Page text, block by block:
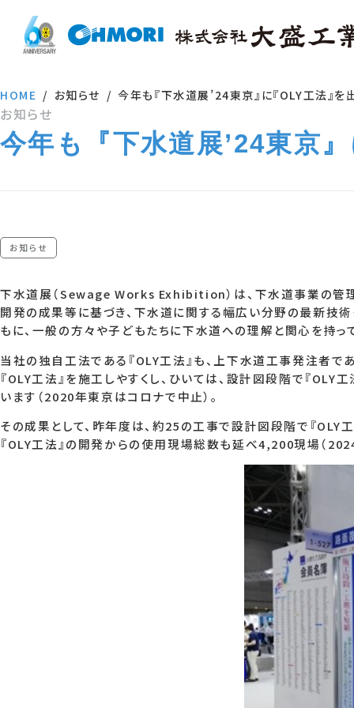
HOME お知らせ 今年も『下水道展’24東京』に『OLY工法』を
お知らせ
今年も『下水道展’24東京
お知らせ
下水道展（Sewage Works Exhibition）は、下水道事業の管
開発の成果等に基づき、下水道に関する幅広い分野の最新技
もに、一般の方々や子どもたちに下水道への理解と関心を持っ
当社の独自工法である『OLY工法』も、上下水道工事発注者で
『OLY工法』を施工しやすくし、ひいては、設計図段階で『OLY
います（2020年東京はコロナで中止）。
その成果として、昨年度は、約25の工事で設計図段階で『OLY
『OLY工法』の開発からの使用現場総数も延べ4,200現場（